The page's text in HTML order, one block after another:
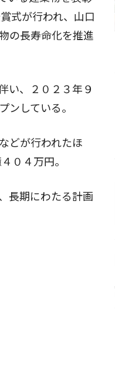
式が行われ、山口
の長寿命化を推進
い、２０２３年９
ンしている。
どが行われたほ
０４万円。
長期にわたる計画